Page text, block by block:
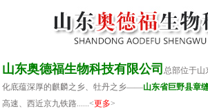
山东奥德福生物科技有限公司 总部位于山
化底蕴深厚的麒麟之乡、牡丹之乡——山东省巨野县章
高速、西近京九铁路......<更多>